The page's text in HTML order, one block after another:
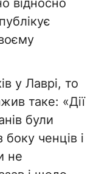
відносно
у Лаврі, то
таке: «Дії
були
ченців і
не